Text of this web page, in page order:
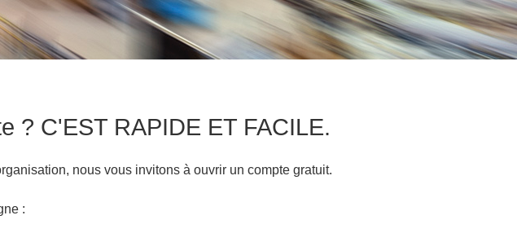
? C'EST RAPIDE ET FACILE.
nous vous invitons à ouvrir un compte gratuit.
: